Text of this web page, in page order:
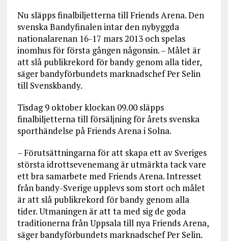
Nu släpps finalbiljetterna till Friends Arena. Den
svenska Bandyfinalen intar den nybyggda
nationalarenan 16-17 mars 2013 och spelas
inomhus för första gången någonsin. – Målet är
att slå publikrekord för bandy genom alla tider,
säger bandyförbundets marknadschef Per Selin
till Svenskbandy.
Tisdag 9 oktober klockan 09.00 släpps
finalbiljetterna till försäljning för årets svenska
sporthändelse på Friends Arena i Solna.
– Förutsättningarna för att skapa ett av Sveriges
största idrottsevenemang är utmärkta tack vare
ett bra samarbete med Friends Arena. Intresset
från bandy-Sverige upplevs som stort och målet
är att slå publikrekord för bandy genom alla
tider. Utmaningen är att ta med sig de goda
traditionerna från Uppsala till nya Friends Arena,
säger bandyförbundets marknadschef Per Selin.